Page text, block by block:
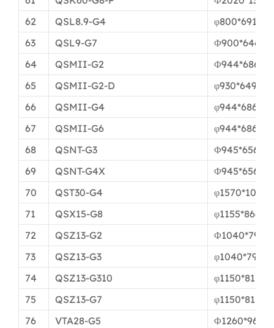
62
QSL8.9-G4
φ800*691мм
63
QSL9-G7
Φ900*646мм
64
QSMII-G2
Φ944*686мм
65
QSMII-G2-D
φ930*649мм
66
QSMII-G4
φ944*686мм
67
QSMII-G6
φ944*686мм
68
QSNT-G3
Φ945*656мм
69
QSNT-G4X
Φ945*656мм
70
QST30-G4
71
QSX15-G8
φ1155*866мм
72
QSZ13-G2
73
QSZ13-G3
φ1040*793мм
74
QSZ13-G310
φ1150*811мм
75
QSZ13-G7
φ1150*811мм
76
VTA28-G5